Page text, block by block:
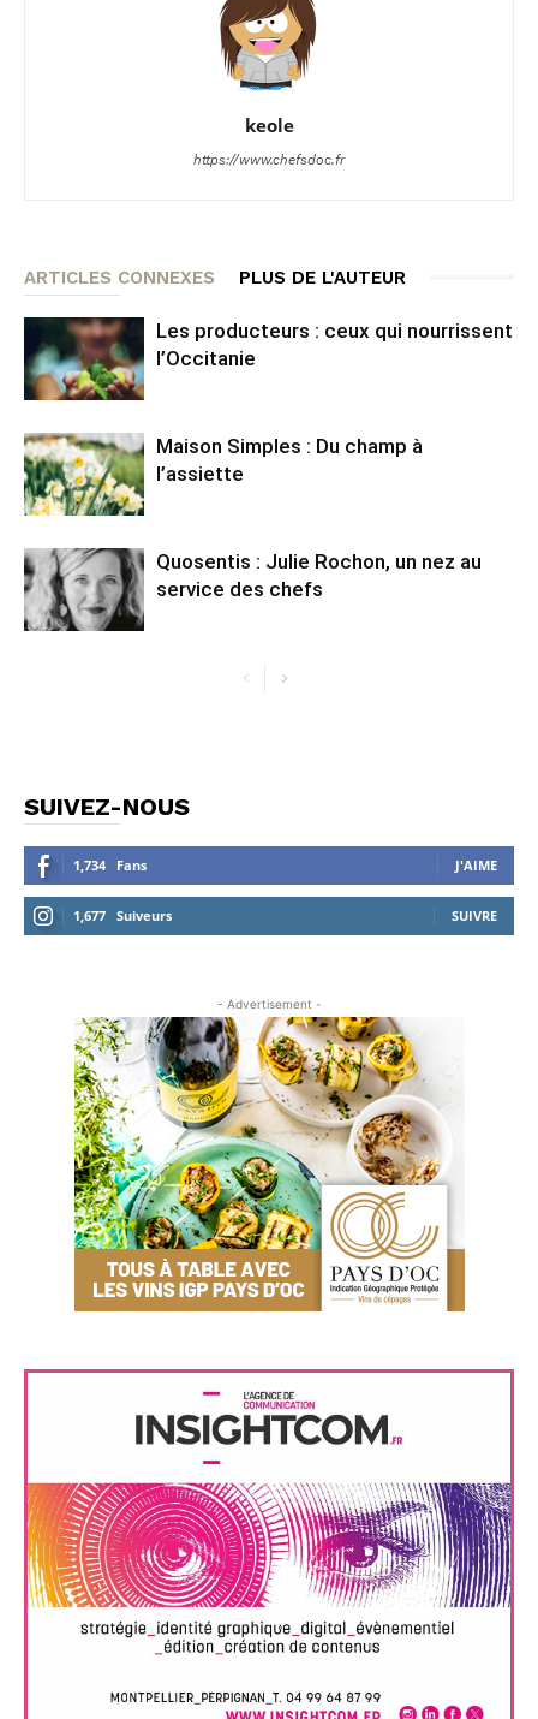
keole
https://www.chefsdoc.fr
ARTICLES CONNEXES PLUS DE L'AUTEUR
Les producteurs : ceux qui nourrissent
l’Occitanie
Maison Simples : Du champ à
l’assiette
Quosentis : Julie Rochon, un nez au
service des chefs
SUIVEZ-NOUS
1,734 Fans J'AIME
1,677 Suiveurs SUIVRE
- Advertisement -